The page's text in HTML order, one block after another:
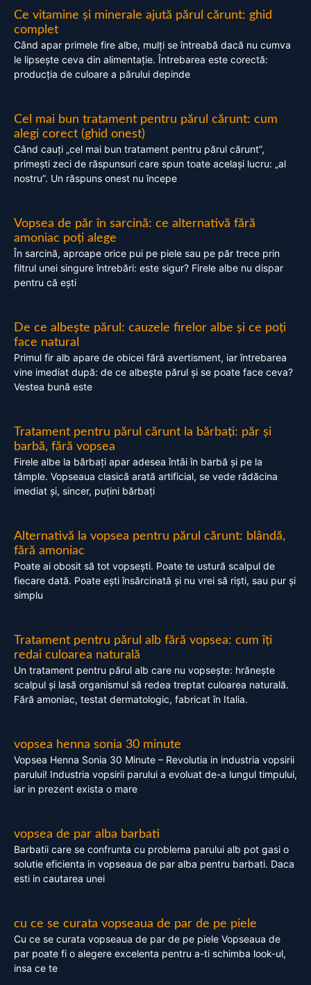
Ce vitamine și minerale ajută părul cărunt: ghid
complet
Când apar primele fire albe, mulți se întreabă dacă nu cumva
le lipsește ceva din alimentație. Întrebarea este corectă:
producția de culoare a părului depinde
Cel mai bun tratament pentru părul cărunt: cum
alegi corect (ghid onest)
Când cauți „cel mai bun tratament pentru părul cărunt”,
primești zeci de răspunsuri care spun toate același lucru: „al
nostru”. Un răspuns onest nu începe
Vopsea de păr în sarcină: ce alternativă fără
amoniac poți alege
În sarcină, aproape orice pui pe piele sau pe păr trece prin
filtrul unei singure întrebări: este sigur? Firele albe nu dispar
pentru că ești
De ce albește părul: cauzele firelor albe și ce poți
face natural
Primul fir alb apare de obicei fără avertisment, iar întrebarea
vine imediat după: de ce albește părul și se poate face ceva?
Vestea bună este
Tratament pentru părul cărunt la bărbați: păr și
barbă, fără vopsea
Firele albe la bărbați apar adesea întâi în barbă și pe la
tâmple. Vopseaua clasică arată artificial, se vede rădăcina
imediat și, sincer, puțini bărbați
Alternativă la vopsea pentru părul cărunt: blândă,
fără amoniac
Poate ai obosit să tot vopsești. Poate te ustură scalpul de
fiecare dată. Poate ești însărcinată și nu vrei să riști, sau pur și
simplu
Tratament pentru părul alb fără vopsea: cum îți
redai culoarea naturală
Un tratament pentru părul alb care nu vopsește: hrănește
scalpul și lasă organismul să redea treptat culoarea naturală.
Fără amoniac, testat dermatologic, fabricat în Italia.
vopsea henna sonia 30 minute
Vopsea Henna Sonia 30 Minute – Revolutia in industria vopsirii
parului! Industria vopsirii parului a evoluat de-a lungul timpului,
iar in prezent exista o mare
vopsea de par alba barbati
Barbatii care se confrunta cu problema parului alb pot gasi o
solutie eficienta in vopseaua de par alba pentru barbati. Daca
esti in cautarea unei
cu ce se curata vopseaua de par de pe piele
Cu ce se curata vopseaua de par de pe piele Vopseaua de
par poate fi o alegere excelenta pentru a-ti schimba look-ul,
insa ce te